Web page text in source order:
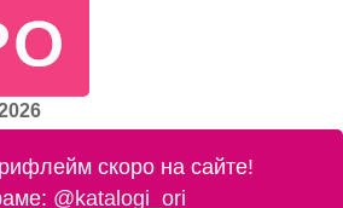
скоро на сайте!
@katalogi_ori